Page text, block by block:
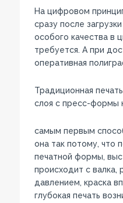
На цифровом
сразу после
особого качества в
требуется. А при
оперативная
Традиционная
слоя с пресс-формы
самым первым
она так потому, что
печатной формы,
происходит с валка,
давлением, краска
глубокая печать